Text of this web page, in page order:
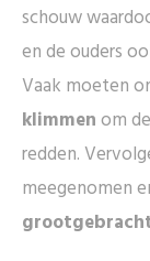
schouw
en de ouders
Vaak moeten
klimmenom
redden.
meegenomen